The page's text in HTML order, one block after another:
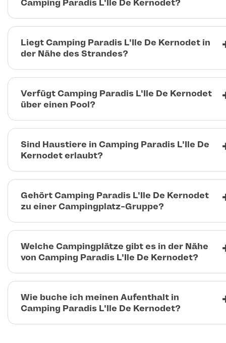
Camping Paradis L'Ile De Kernodet?
Liegt Camping Paradis L'Ile De Kernodet in
der Nähe des Strandes?
Verfügt Camping Paradis L'Ile De Kernodet
über einen Pool?
Sind Haustiere in Camping Paradis L'Ile De
Kernodet erlaubt?
Gehört Camping Paradis L'Ile De Kernodet
zu einer Campingplatz-Gruppe?
Welche Campingplätze gibt es in der Nähe
von Camping Paradis L'Ile De Kernodet?
Wie buche ich meinen Aufenthalt in
Camping Paradis L'Ile De Kernodet?